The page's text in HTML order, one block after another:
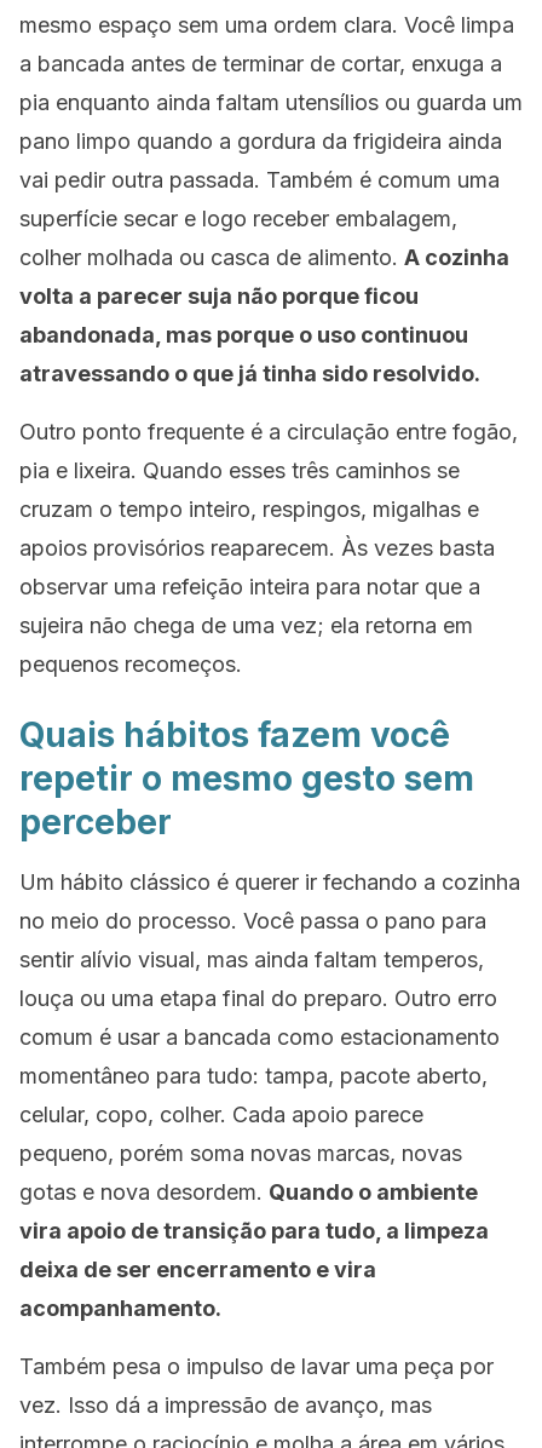
mesmo espaço sem uma ordem clara. Você limpa
a bancada antes de terminar de cortar, enxuga a
pia enquanto ainda faltam utensílios ou guarda um
pano limpo quando a gordura da frigideira ainda
vai pedir outra passada. Também é comum uma
superfície secar e logo receber embalagem,
colher molhada ou casca de alimento. A cozinha
volta a parecer suja não porque ficou
abandonada, mas porque o uso continuou
atravessando o que já tinha sido resolvido.
Outro ponto frequente é a circulação entre fogão,
pia e lixeira. Quando esses três caminhos se
cruzam o tempo inteiro, respingos, migalhas e
apoios provisórios reaparecem. Às vezes basta
observar uma refeição inteira para notar que a
sujeira não chega de uma vez; ela retorna em
pequenos recomeços.
Quais hábitos fazem você
repetir o mesmo gesto sem
perceber
Um hábito clássico é querer ir fechando a cozinha
no meio do processo. Você passa o pano para
sentir alívio visual, mas ainda faltam temperos,
louça ou uma etapa final do preparo. Outro erro
comum é usar a bancada como estacionamento
momentâneo para tudo: tampa, pacote aberto,
celular, copo, colher. Cada apoio parece
pequeno, porém soma novas marcas, novas
gotas e nova desordem. Quando o ambiente
vira apoio de transição para tudo, a limpeza
deixa de ser encerramento e vira
acompanhamento.
Também pesa o impulso de lavar uma peça por
vez. Isso dá a impressão de avanço, mas